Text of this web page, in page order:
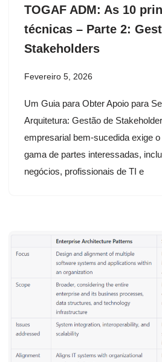
TOGAF ADM: As 10
técnicas – Parte 2:
Stakeholders
Fevereiro 5, 2026
Um Guia para Obter Apoio para
Arquitetura: Gestão de
empresarial bem-sucedida exige
gama de partes interessadas,
negócios, profissionais de TI e